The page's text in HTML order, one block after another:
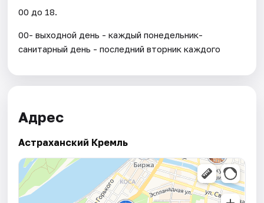
00 до 18.
00- выходной день - каждый понедельник-
санитарный день - последний вторник каждого
Адрес
Астраханский Кремль